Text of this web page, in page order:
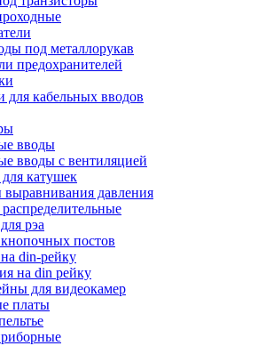
под металлорукав
предохранителей
для кабельных вводов
вводы
вводы с вентиляцией
катушек
давления
рэа
постов
din-рейку
на din рейку
для видеокамер
платы